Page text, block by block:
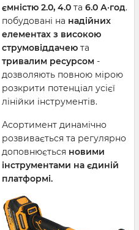
ємністю 2.0, 4.0 та 6.0 А·год.
побудовані на надійних
елементах з високою
струмовіддачею та
тривалим ресурсом -
дозволяють повною мірою
розкрити потенціал усієї
лінійки інструментів.
Асортимент динамічно
розвивається та регулярно
доповнюється новими
інструментами на єдиній
платформі.